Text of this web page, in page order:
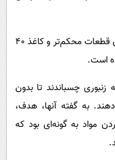
این سازه از کاغذ ۱۲۰ گرم بر متر مربع برای قطعات محکم‌تر و کاغذ ۴۰
است.
زنبوری چسباندند تا بدون
به گفته آنها، هدف،
مواد به گونه‌ای بود که